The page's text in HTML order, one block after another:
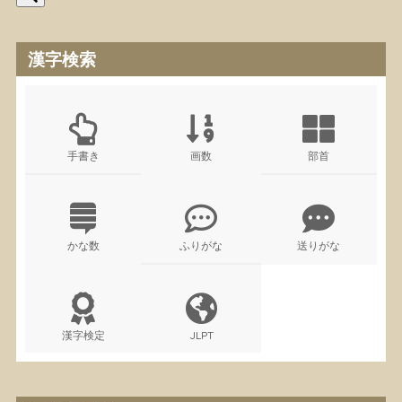
漢字検索
手書き 画数 部首
かな数 ふりがな 送りがな
漢字検定 JLPT